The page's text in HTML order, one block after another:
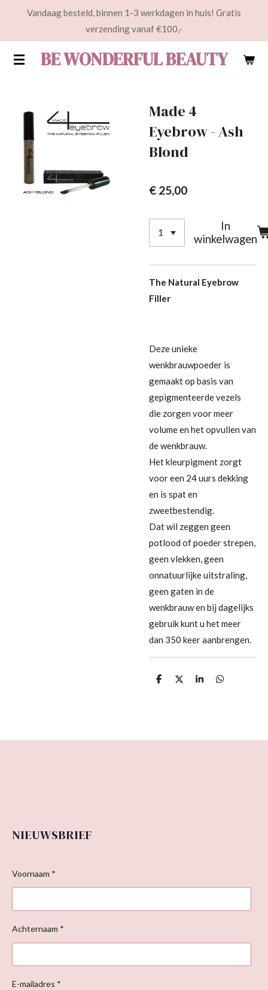
de
BE WONDERFUL BEAUTY
Vandaag besteld, binnen 1-3 werkdagen in huis! Gratis
verzending vanaf €100,-
Made 4
Eyebrow - Ash
Blond
€ 25,00
In
winkelwagen
The Natural Eyebrow
Filler
Deze unieke
wenkbrauwpoeder is
gemaakt op basis van
gepigmenteerde vezels
die zorgen voor meer
volume en het opvullen van
de wenkbrauw.
Het kleurpigment zorgt
voor een 24 uurs dekking
en is spat en
zweetbestendig.
Dat wil zeggen geen
potlood of poeder strepen,
geen vlekken, geen
onnatuurlijkeuitstraling,
geen gaten in de
wenkbrauw en bij dagelijks
gebruik kunt u het meer
dan 350 keer aanbrengen.
D
D
S
D
NIEUWSBRIEF
Voornaam *
Achternaam *
E-mailadres *